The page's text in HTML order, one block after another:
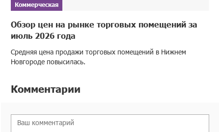
Коммерческая
Обзор цен на рынке торговых помещений за
июль 2026 года
Средняя цена продажи торговых помещений в Нижнем
Новгороде повысилась.
Комментарии